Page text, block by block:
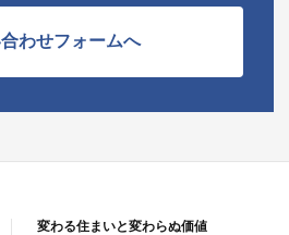
わせフォームへ
変わる住まいと変わらぬ価値